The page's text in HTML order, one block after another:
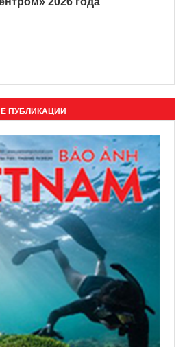
- идеальное
для цифровых
ОАЭ назвал Фукуок
туристическим
2026 года
ПУБЛИКАЦИИ